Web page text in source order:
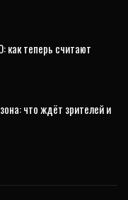
как теперь считают
что ждёт зрителей и